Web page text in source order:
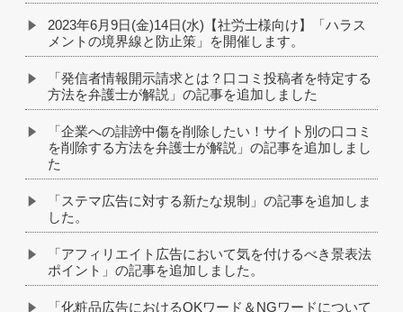
2023年6月9日(金)14日(水)【社労士様向け】「ハラス
メントの境界線と防止策」を開催します。
「発信者情報開示請求とは？口コミ投稿者を特定する
方法を弁護士が解説」の記事を追加しました
「企業への誹謗中傷を削除したい！サイト別の口コミ
を削除する方法を弁護士が解説」の記事を追加しまし
た
「ステマ広告に対する新たな規制」の記事を追加しま
した。
「アフィリエイト広告において気を付けるべき景表法
ポイント」の記事を追加しました。
「化粧品広告におけるOKワード＆NGワードについて